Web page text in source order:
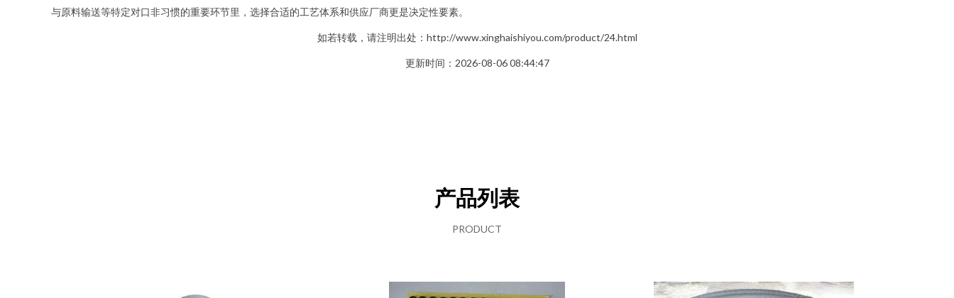
与原料输送等特定对口非习惯的重要环节里，选择合适的工艺体系和供应厂商更是决定性要素。
如若转载，请注明出处：http://www.xinghaishiyou.com/product/24.html
更新时间：2026-08-06 08:44:47
产品列表
PRODUCT